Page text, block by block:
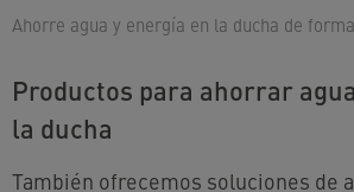
Ahorre agua y energía en la ducha de
Productos para ahorrar
la ducha
También ofrecemos soluciones de